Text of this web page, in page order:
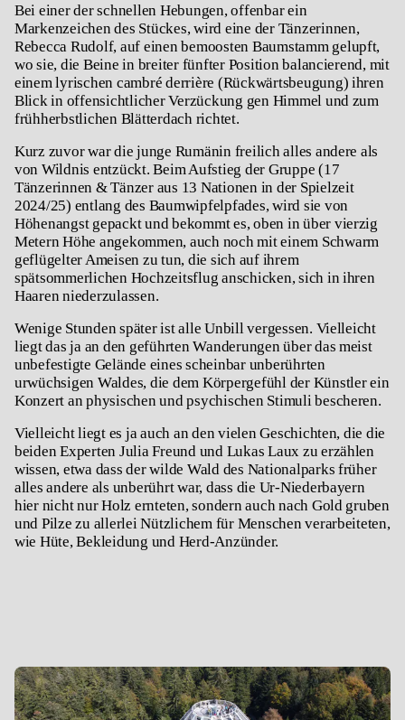
Bei einer der schnellen Hebungen, offenbar ein
Markenzeichen des Stückes, wird eine der Tänzerinnen,
Rebecca Rudolf, auf einen bemoosten Baumstamm gelupft,
wo sie, die Beine in breiter fünfter Position balancierend, mit
einem lyrischen cambré derrière (Rückwärtsbeugung) ihren
Blick in offensichtlicher Verzückung gen Himmel und zum
frühherbstlichen Blätterdach richtet.
Kurz zuvor war die junge Rumänin freilich alles andere als
von Wildnis entzückt. Beim Aufstieg der Gruppe (17
Tänzerinnen & Tänzer aus 13 Nationen in der Spielzeit
2024/25) entlang des Baumwipfelpfades, wird sie von
Höhenangst gepackt und bekommt es, oben in über vierzig
Metern Höhe angekommen, auch noch mit einem Schwarm
geflügelter Ameisen zu tun, die sich auf ihrem
spätsommerlichen Hochzeitsflug anschicken, sich in ihren
Haaren niederzulassen.
Wenige Stunden später ist alle Unbill vergessen. Vielleicht
liegt das ja an den geführten Wanderungen über das meist
unbefestigte Gelände eines scheinbar unberührten
urwüchsigen Waldes, die dem Körpergefühl der Künstler ein
Konzert an physischen und psychischen Stimuli bescheren.
Vielleicht liegt es ja auch an den vielen Geschichten, die die
beiden Experten Julia Freund und Lukas Laux zu erzählen
wissen, etwa dass der wilde Wald des Nationalparks früher
alles andere als unberührt war, dass die Ur-Niederbayern
hier nicht nur Holz ernteten, sondern auch nach Gold gruben
und Pilze zu allerlei Nützlichem für Menschen verarbeiteten,
wie Hüte, Bekleidung und Herd-Anzünder.